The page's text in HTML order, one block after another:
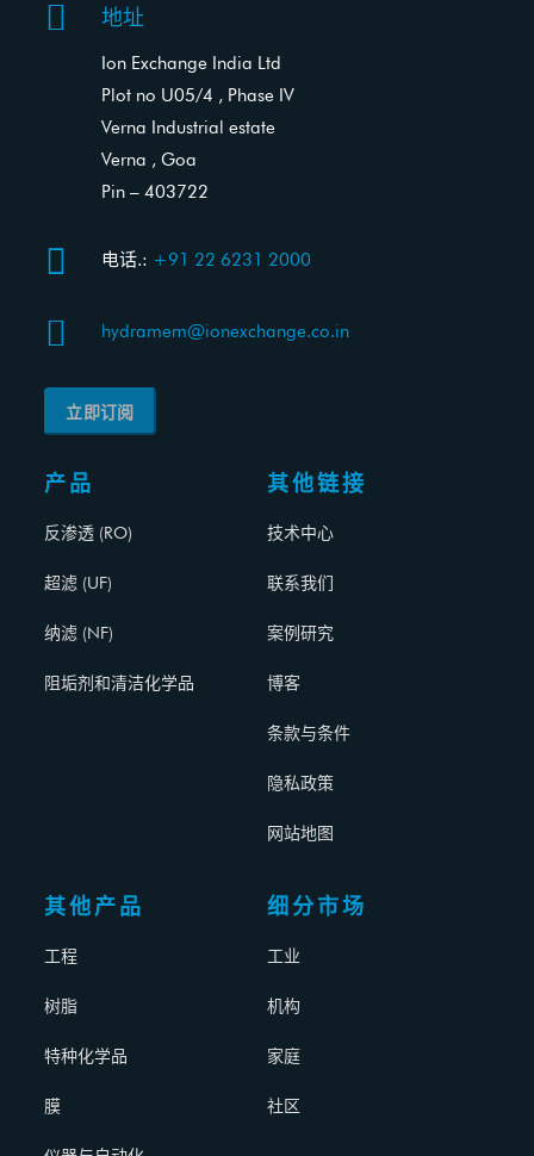
 地址
Ion Exchange India Ltd
Plot no U05/4 , Phase IV
Verna Industrial estate
Verna , Goa
Pin – 403722
 电话.: +91 22 6231 2000
 hydramem@ionexchange.co.in
立即订阅
产品
反渗透 (RO)
超滤 (UF)
纳滤 (NF)
阻垢剂和清洁化学品
其他链接
技术中心
联系我们
案例研究
博客
条款与条件
隐私政策
网站地图
其他产品
工程
树脂
特种化学品
膜
细分市场
工业
机构
家庭
社区